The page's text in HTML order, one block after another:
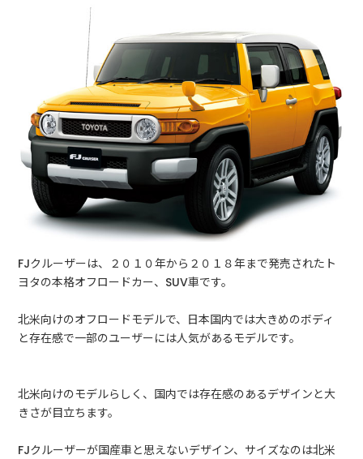
FJクルーザーは、２０１０年から２０１８年まで発売されたト
ヨタの本格オフロードカー、SUV車です。
北米向けのオフロードモデルで、日本国内では大きめのボディ
と存在感で一部のユーザーには人気があるモデルです。
北米向けのモデルらしく、国内では存在感のあるデザインと大
きさが目立ちます。
FJクルーザーが国産車と思えないデザイン、サイズなのは北米